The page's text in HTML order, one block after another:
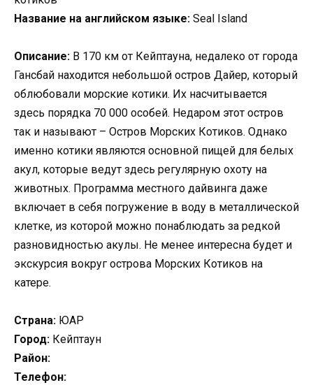
Название на английском языке: Seal Island
Описание: В 170 км от Кейптауна, недалеко от города
Гансбай находится небольшой остров Дайер, который
облюбовали морские котики. Их насчитывается
здесь порядка 70 000 особей. Недаром этот остров
так и называют – Остров Морских Котиков. Однако
именно котики являются основной пищей для белых
акул, которые ведут здесь регулярную охоту на
животных. Программа местного дайвинга даже
включает в себя погружение в воду в металлической
клетке, из которой можно понаблюдать за редкой
разновидностью акулы. Не менее интересна будет и
экскурсия вокруг острова Морских Котиков на
катере.
Страна: ЮАР
Город: Кейптаун
Район:
Телефон: